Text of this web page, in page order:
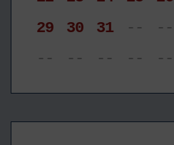
29
30 31 -- --
--
-- -- -- --